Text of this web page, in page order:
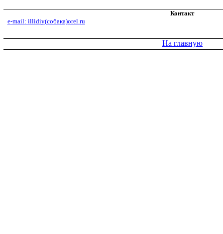
Контакт
e-mail: illidiy(собака)orel.ru
На главную